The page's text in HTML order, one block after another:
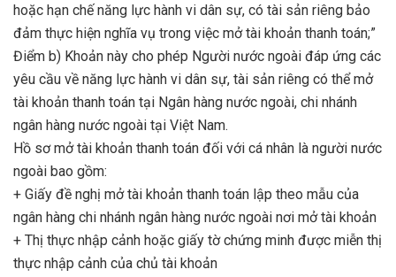
hoặc hạn chế năng lực hành vi dân sự, có tài sản riêng bảo
đảm thực hiện nghĩa vụ trong việc mở tài khoản thanh toán;”
Điểm b) Khoản này cho phép Người nước ngoài đáp ứng các
yêu cầu về năng lực hành vi dân sự, tài sản riêng có thể mở
tài khoản thanh toán tại Ngân hàng nước ngoài, chi nhánh
ngân hàng nước ngoài tại Việt Nam.
Hồ sơ mở tài khoản thanh toán đối với cá nhân là người nước
ngoài bao gồm:
+ Giấy đề nghị mở tài khoản thanh toán lập theo mẫu của
ngân hàng chi nhánh ngân hàng nước ngoài nơi mở tài khoản
+ Thị thực nhập cảnh hoặc giấy tờ chứng minh được miễn thị
thực nhập cảnh của chủ tài khoản